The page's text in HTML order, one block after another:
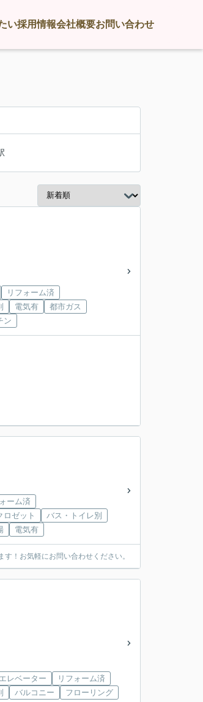
い採用情報会社概要お問い合わせ
リフォーム済
電気有
都市ガス
ン
ーム済
ロゼット
バス・トイレ別
電気有
！お気軽にお問い合わせください。
エレベーター
リフォーム済
バルコニー フローリング